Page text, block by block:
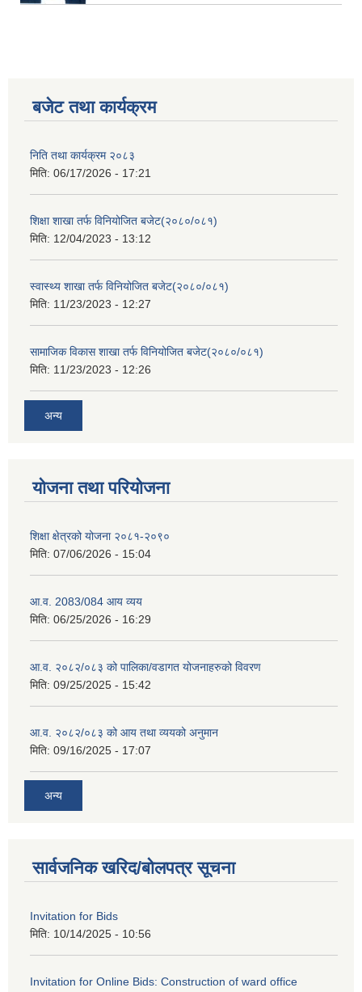
बजेट तथा कार्यक्रम
निति तथा कार्यक्रम २०८३
मिति: 06/17/2026 - 17:21
शिक्षा शाखा तर्फ विनियोजित बजेट(२०८०/०८१)
मिति: 12/04/2023 - 13:12
स्वास्थ्य शाखा तर्फ विनियोजित बजेट(२०८०/०८१)
मिति: 11/23/2023 - 12:27
सामाजिक विकास शाखा तर्फ विनियोजित बजेट(२०८०/०८१)
मिति: 11/23/2023 - 12:26
अन्य
योजना तथा परियोजना
शिक्षा क्षेत्रको योजना २०८१-२०९०
मिति: 07/06/2026 - 15:04
आ.व. 2083/084 आय व्यय
मिति: 06/25/2026 - 16:29
आ.व. २०८२/०८३ को पालिका/वडागत योजनाहरुको विवरण
मिति: 09/25/2025 - 15:42
आ.व. २०८२/०८३ को आय तथा व्ययको अनुमान
मिति: 09/16/2025 - 17:07
अन्य
सार्वजनिक खरिद/बोलपत्र सूचना
Invitation for Bids
मिति: 10/14/2025 - 10:56
Invitation for Online Bids: Construction of ward office